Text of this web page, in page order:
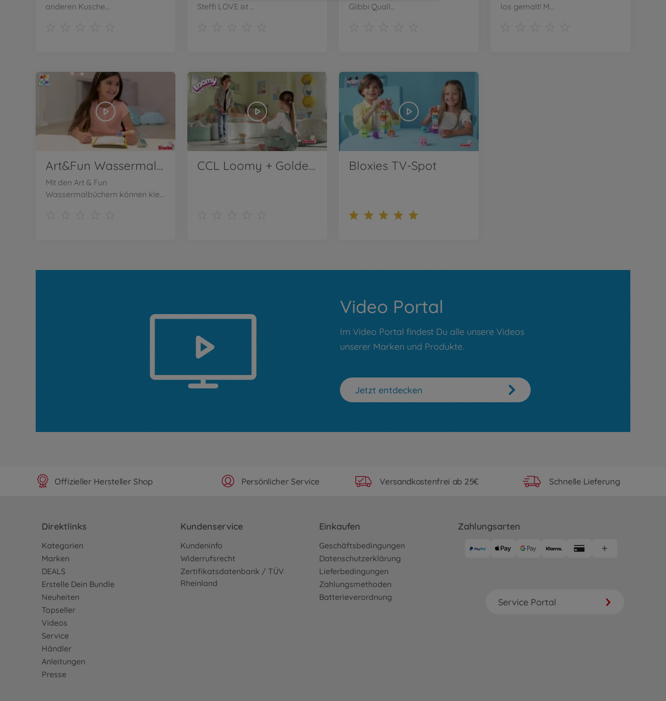
anderen Kusche...
Steffi LOVE ist ...
Glibbi Quall...
los gemalt! M...
Art&Fun Wassermalbücher
Mit den Art & Fun
Wassermalbüchern können kle...
CCL Loomy + Golden Retriever TV-Spot Bloxies TV-Spot
Video Portal
Im Video Portal findest Du alle unsere Videos
unserer Marken und Produkte.
Jetzt entdecken
Offizieller Hersteller Shop Persönlicher Service Versandkostenfrei ab 25€ Schnelle Lieferung
Direktlinks
Kategorien
Marken
DEALS
Erstelle Dein Bundle
Neuheiten
Topseller
Videos
Service
Händler
Anleitungen
Presse
Kundenservice
Kundeninfo
Widerrufsrecht
Zertifikatsdatenbank / TÜV
Rheinland
Einkaufen
Geschäftsbedingungen
Datenschutzerklärung
Lieferbedingungen
Zahlungsmethoden
Batterieverordnung
Zahlungsarten
Service Portal